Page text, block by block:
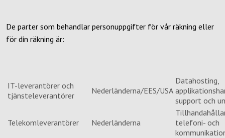
De parter som behandlar personuppgifter för vår räkning eller
för din räkning är:
IT-leverantörer och
tjänsteleverantörer
Nederländerna/EES/USA
Datahosting,
support och
Telekomleverantörer Nederländerna
telefoni- och